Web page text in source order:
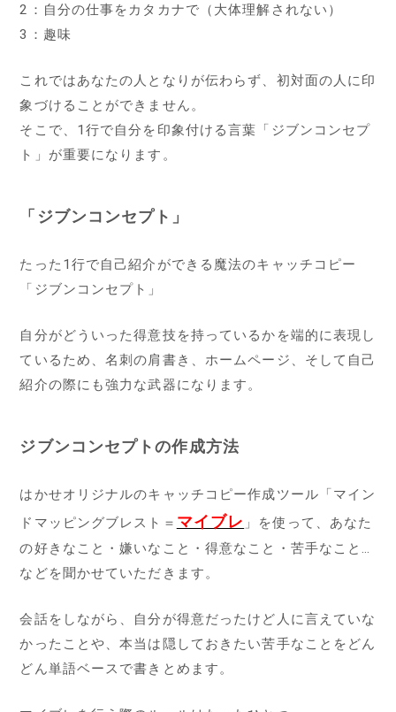
2：自分の仕事をカタカナで（大体理解されない）
3：趣味
これではあなたの人となりが伝わらず、初対面の人に印
象づけることができません。
そこで、1行で自分を印象付ける言葉「ジブンコンセプ
ト」が重要になります。
「ジブンコンセプト」
たった1行で自己紹介ができる魔法のキャッチコピー
「ジブンコンセプト」
自分がどういった得意技を持っているかを端的に表現し
ているため、名刺の肩書き、ホームページ、そして自己
紹介の際にも強力な武器になります。
ジブンコンセプトの作成方法
はかせオリジナルのキャッチコピー作成ツール「マイン
ドマッピングブレスト＝ マイブレ 」を使って、あなた
の好きなこと・嫌いなこと・得意なこと・苦手なこと…
などを聞かせていただきます。
会話をしながら、自分が得意だったけど人に言えていな
かったことや、本当は隠しておきたい苦手なことをどん
どん単語ベースで書きとめます。